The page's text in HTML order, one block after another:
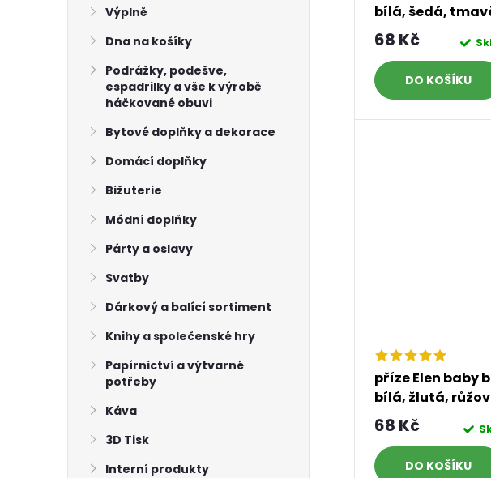
Výplně
Dna na košíky
Podrážky, podešve,
espadrilky a vše k výrobě
háčkované obuvi
Bytové doplňky a dekorace
Domácí doplňky
Bižuterie
Módní doplňky
Párty a oslavy
Svatby
Dárkový a balící sortiment
Knihy a společenské hry
Papírnictví a výtvarné
potřeby
Káva
3D Tisk
Interní produkty
bílá, šedá,
68 Kč
DO KOŠÍKU
příze Elen baby
bílá, žlutá,
68 Kč
DO KOŠÍKU